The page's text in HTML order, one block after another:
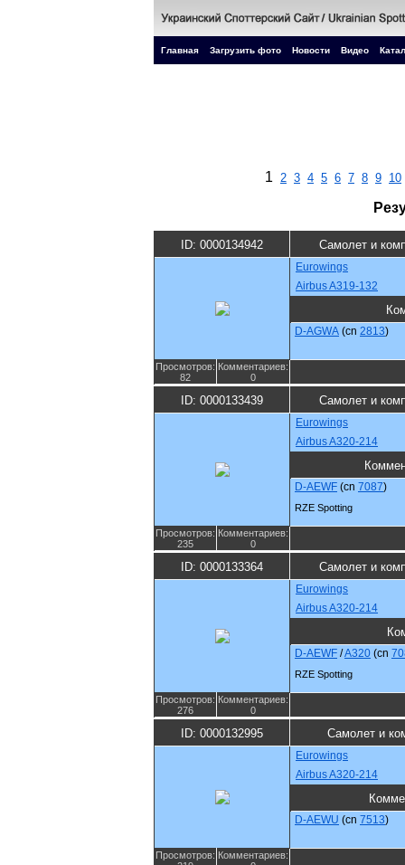
Главная Загрузить фото Новости Видео
1 2 3 4 5 6 7 8 9 10
ID: 0000134942 Самолет и
Eurowings
Airbus A319-132
D-AGWA (cn 2813)
Просмотров:
82
Комментариев:
0
ID: 0000133439 Самолет и
Eurowings
Airbus A320-214
D-AEWF (cn 7087)
RZE Spotting
Просмотров:
235
Комментариев:
0
ID: 0000133364 Самолет и
Eurowings
Airbus A320-214
D-AEWF /A320 (cn
RZE Spotting
Просмотров:
276
Комментариев:
0
ID: 0000132995 Самолет и
Eurowings
Airbus A320-214
D-AEWU (cn 7513)
Просмотров: Комментариев: